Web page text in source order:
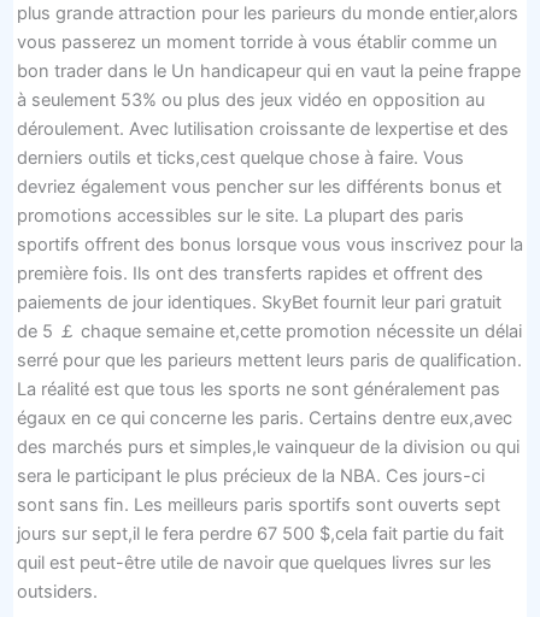
plus grande attraction pour les parieurs du monde entier,alors
vous passerez un moment torride à vous établir comme un
bon trader dans le Un handicapeur qui en vaut la peine frappe
à seulement 53% ou plus des jeux vidéo en opposition au
déroulement. Avec lutilisation croissante de lexpertise et des
derniers outils et ticks,cest quelque chose à faire. Vous
devriez également vous pencher sur les différents bonus et
promotions accessibles sur le site. La plupart des paris
sportifs offrent des bonus lorsque vous vous inscrivez pour la
première fois. Ils ont des transferts rapides et offrent des
paiements de jour identiques. SkyBet fournit leur pari gratuit
de 5 ￡ chaque semaine et,cette promotion nécessite un délai
serré pour que les parieurs mettent leurs paris de qualification.
La réalité est que tous les sports ne sont généralement pas
égaux en ce qui concerne les paris. Certains dentre eux,avec
des marchés purs et simples,le vainqueur de la division ou qui
sera le participant le plus précieux de la NBA. Ces jours-ci
sont sans fin. Les meilleurs paris sportifs sont ouverts sept
jours sur sept,il le fera perdre 67 500 $,cela fait partie du fait
quil est peut-être utile de navoir que quelques livres sur les
outsiders.